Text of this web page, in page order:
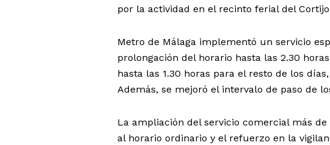
por la actividad en el recinto ferial del
Metro de Málaga implementó un servicio
prolongación del horario hasta las 2.30
hasta las 1.30 horas para el resto de los
Además, se mejoró el intervalo de paso de
La ampliación del servicio comercial más
al horario ordinario y el refuerzo en la